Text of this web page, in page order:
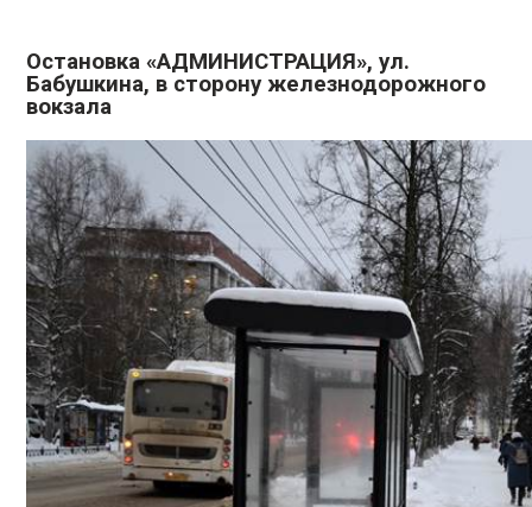
Остановка «АДМИНИСТРАЦИЯ», ул.
Бабушкина, в сторону железнодорожного
вокзала